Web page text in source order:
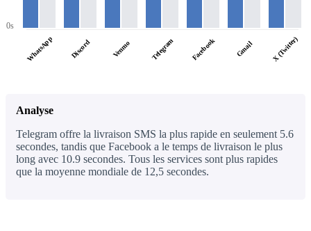
0s
WhatsApp Discord Venmo Telegram Facebook Gmail X (Twitter)
Analyse
Telegram offre la livraison SMS la plus rapide en seulement 5.6
secondes, tandis que Facebook a le temps de livraison le plus
long avec 10.9 secondes. Tous les services sont plus rapides
que la moyenne mondiale de 12,5 secondes.